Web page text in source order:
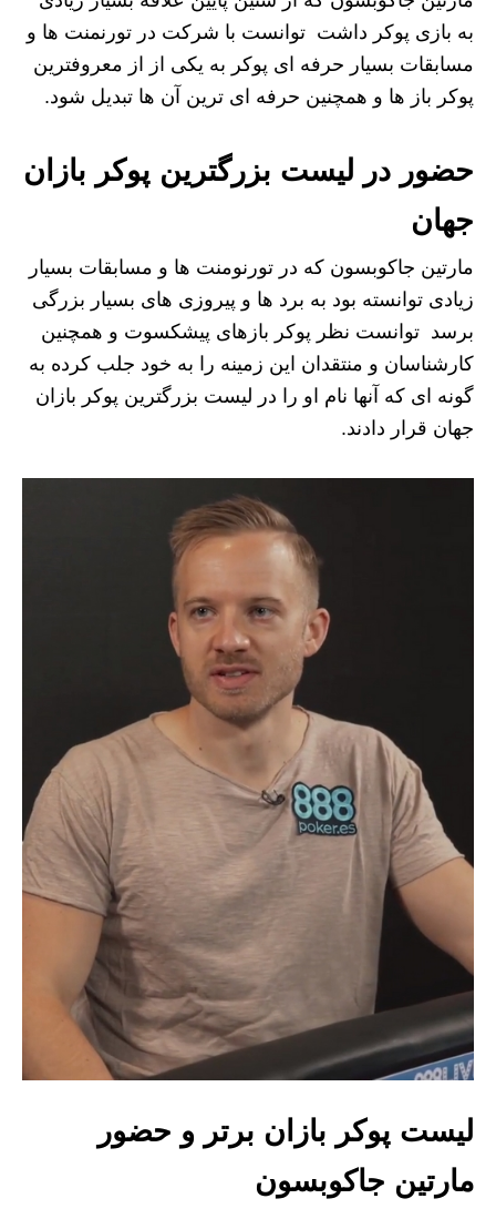
به بازی پوکر داشت توانست با شرکت در تورنمنت ها و
مسابقات بسیار حرفه ای پوکر به یکی از از معروفترین
پوکر باز ها و همچنین حرفه ای ترین آن ها تبدیل شود.
حضور در لیست بزرگترین پوکر بازان
جهان
مارتین جاکوبسون که در تورنومنت ها و مسابقات بسیار
زیادی توانسته بود به برد ها و پیروزی های بسیار بزرگی
برسد توانست نظر پوکر بازهای پیشکسوت و همچنین
کارشناسان و منتقدان این زمینه را به خود جلب کرده به
گونه ای که آنها نام او را در لیست بزرگترین پوکر بازان
جهان قرار دادند.
لیست پوکر بازان برتر و حضور
مارتین جاکوبسون